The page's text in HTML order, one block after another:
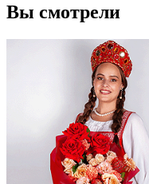
Вы смотрели